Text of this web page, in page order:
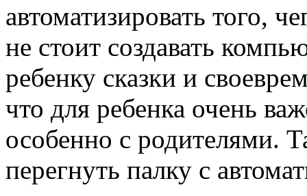
автоматизировать того,
не стоит создавать
ребенку сказки и
что для ребенка очень
особенно с родителями.
перегнуть палку с